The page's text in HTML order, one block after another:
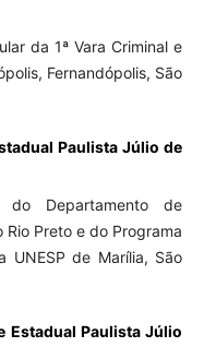
da 1ª Vara Criminal e
Fernandópolis, São
Paulista Júlio de
do Departamento de
Preto e do Programa
UNESP de Marília, São
Estadual Paulista Júlio